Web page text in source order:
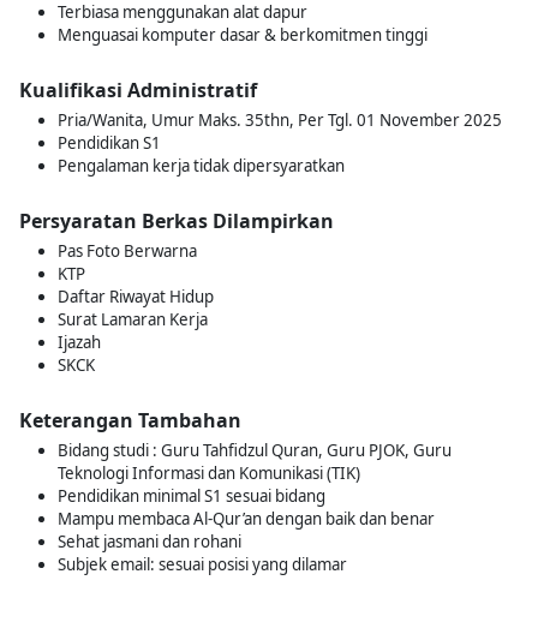
Terbiasa menggunakan alat dapur
Menguasai komputer dasar & berkomitmen tinggi
Kualifikasi Administratif
Pria/Wanita, Umur Maks. 35thn, Per Tgl. 01 November 2025
Pendidikan S1
Pengalaman kerja tidak dipersyaratkan
Persyaratan Berkas Dilampirkan
Pas Foto Berwarna
KTP
Daftar Riwayat Hidup
Surat Lamaran Kerja
Ijazah
SKCK
Keterangan Tambahan
Bidang studi : Guru Tahfidzul Quran, Guru PJOK, Guru
Teknologi Informasi dan Komunikasi (TIK)
Pendidikan minimal S1 sesuai bidang
Mampu membaca Al-Qur’an dengan baik dan benar
Sehat jasmani dan rohani
Subjek email: sesuai posisi yang dilamar